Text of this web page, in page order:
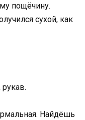
пощёчину.
сухой, как
Найдёшь